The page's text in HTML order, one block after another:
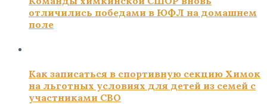
отличились победами в ЮФЛ на домашнем
поле
Как записаться в спортивную секцию Химок
на льготных условиях для детей из семей с
участниками СВО